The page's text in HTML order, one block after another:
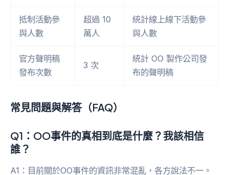
抵制活動參
與人數
超過 10
萬人
統計線上線下活動參
與人數
官方聲明稿
發布次數
3 次
統計 OO 製作公司發
布的聲明稿
常見問題與解答（FAQ）
Q1：OO事件的真相到底是什麼？我該相信
誰？
A1：目前關於OO事件的資訊非常混亂，各方說法不一。